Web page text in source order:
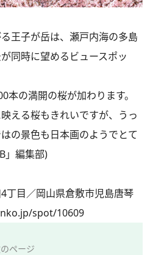
王子が岳は、瀬戸内海の多島
同時に望めるビュースポッ
本の満開の桜が加わります。
える桜もきれいですが、うっ
の景色も日本画のようでとて
」編集部)
目／岡山県倉敷市児島唐琴
spot/10609
ページ